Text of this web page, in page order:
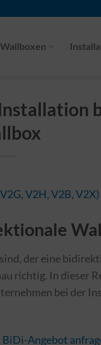
der eine
richtig. In dieser
bei der
BiDi-Angebot